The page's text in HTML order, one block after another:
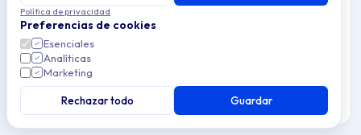
admite anclar los elementos usados con frecuencia para
un acceso rápido y sincronizar los datos del portapapeles
entre Dispositivos a través de cuentas de Microsoft,
permitiendo flujos de trabajo fluidos en varios
Dispositivos Windows.
Política de privacidad
Preferencias de cookies
Esenciales
Analíticas
Marketing
Rechazar todo Guardar